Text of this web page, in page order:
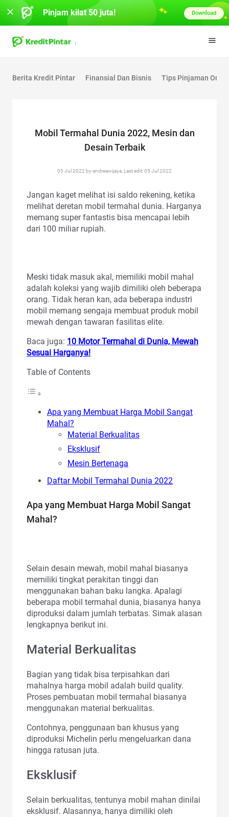
Berita Kredit Pintar Finansial Dan Bisnis Tips Pinjaman
Mobil Termahal Dunia 2022, Mesin dan
Desain Terbaik
05 Jul 2022 by andreawijaya, Last edit: 05 Jul 2022
Jangan kaget melihat isi saldo rekening, ketika
melihat deretan mobil termahal dunia. Harganya
memang super fantastis bisa mencapai lebih
dari 100 miliar rupiah.
Meski tidak masuk akal, memiliki mobil mahal
adalah koleksi yang wajib dimiliki oleh beberapa
orang. Tidak heran kan, ada beberapa industri
mobil memang sengaja membuat produk mobil
mewah dengan tawaran fasilitas elite.
Baca juga: 10 Motor Termahal di Dunia, Mewah
Sesuai Harganya!
Table of Contents
Apa yang Membuat Harga Mobil Sangat
Mahal?
Material Berkualitas
Eksklusif
Mesin Bertenaga
Daftar Mobil Termahal Dunia 2022
Apa yang Membuat Harga Mobil Sangat
Mahal?
Selain desain mewah, mobil mahal biasanya
memiliki tingkat perakitan tinggi dan
menggunakan bahan baku langka. Apalagi
beberapa mobil termahal dunia, biasanya hanya
diproduksi dalam jumlah terbatas. Simak alasan
lengkapnya berikut ini.
Material Berkualitas
Bagian yang tidak bisa terpisahkan dari
mahalnya harga mobil adalah build quality.
Proses pembuatan mobil termahal biasanya
menggunakan material berkualitas.
Contohnya, penggunaan ban khusus yang
diproduksi Michelin perlu mengeluarkan dana
hingga ratusan juta.
Eksklusif
Selain berkualitas, tentunya mobil mahan dinilai
eksklusif. Alasannya, hanya dimiliki oleh
Pinjam kilat 50 juta! Download